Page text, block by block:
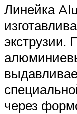
Линейка
экструзии.
через